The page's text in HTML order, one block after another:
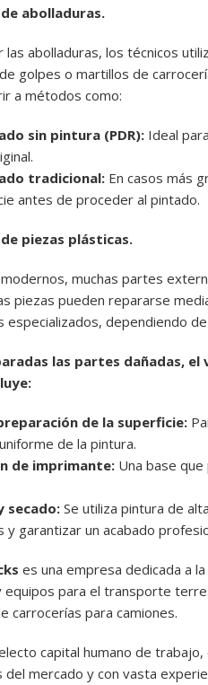
abolladuras.
las abolladuras, los técnicos
golpes o martillos de
a métodos como:
sin pintura (PDR): Ideal
tradicional: En casos más
antes de proceder al pintado.
piezas plásticas.
modernos, muchas partes
piezas pueden repararse
especializados, dependiendo
las partes dañadas,
de la superficie:
de la pintura.
de imprimante: Una base
secado:Se utiliza pintura de
y garantizar un acabado
es una empresa dedicada a
equipos para el transporte
carrocerías para camiones.
capital humano de
mercado y con vasta